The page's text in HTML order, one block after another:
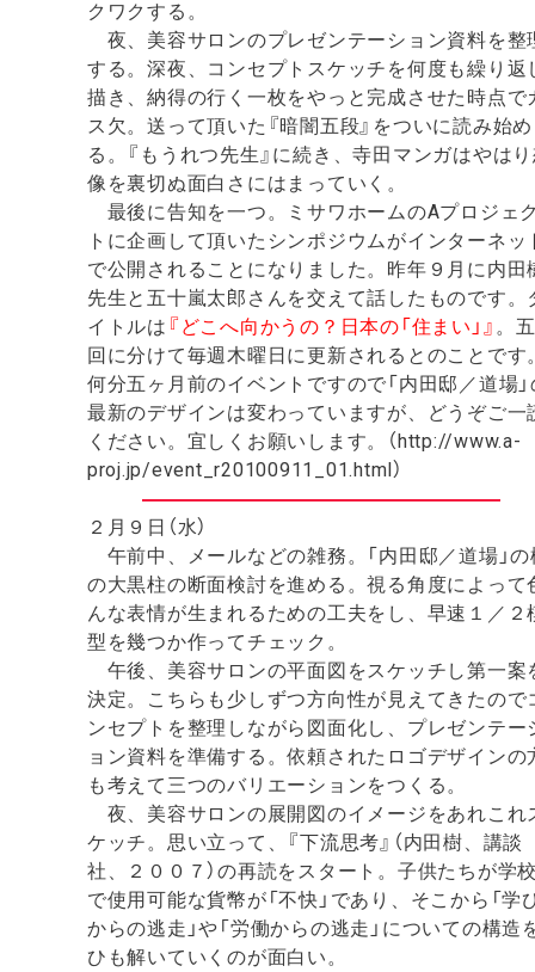
クワクする。
夜、美容サロンのプレゼンテーション資料を整
する。深夜、コンセプトスケッチを何度も繰り返
描き、納得の行く一枚をやっと完成させた時点で
ス欠。送って頂いた『暗闇五段』をついに読み始め
る。『もうれつ先生』に続き、寺田マンガはやは
像を裏切ぬ面白さにはまっていく。
最後に告知を一つ。ミサワホームのAプロジェ
トに企画して頂いたシンポジウムがインターネッ
で公開されることになりました。昨年９月に内田
先生と五十嵐太郎さんを交えて話したものです。
イトルは 『どこへ向かうの？日本の「住まい」』。五
回に分けて毎週木曜日に更新されるとのことです
何分五ヶ月前のイベントですので「内田邸／道場
最新のデザインは変わっていますが、どうぞご一
ください。宜しくお願いします。（http://www.a-
proj.jp/event_r20100911_01.html）
２月９日（水）
午前中、メールなどの雑務。「内田邸／道場」
の大黒柱の断面検討を進める。視る角度によって
んな表情が生まれるための工夫をし、早速１／２
型を幾つか作ってチェック。
午後、美容サロンの平面図をスケッチし第一案
決定。こちらも少しずつ方向性が見えてきたので
ンセプトを整理しながら図面化し、プレゼンテー
ョン資料を準備する。依頼されたロゴデザインの
も考えて三つのバリエーションをつくる。
夜、美容サロンの展開図のイメージをあれこれ
ケッチ。思い立って、『下流思考』（内田樹、講談
社、２００７）の再読をスタート。子供たちが学
で使用可能な貨幣が「不快」であり、そこから「学
からの逃走」や「労働からの逃走」についての構造
ひも解いていくのが面白い。